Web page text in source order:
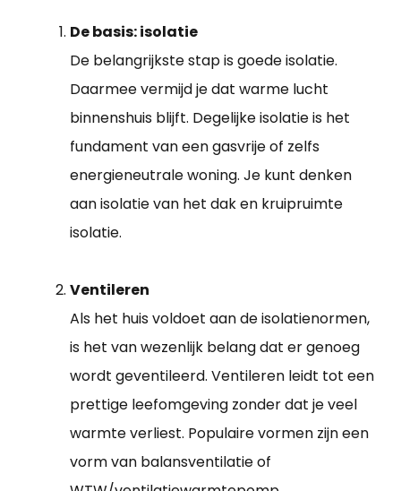
De basis: isolatie
De belangrijkste stap is goede isolatie.
Daarmee vermijd je dat warme lucht
binnenshuis blijft. Degelijke isolatie is het
fundament van een gasvrije of zelfs
energieneutrale woning. Je kunt denken
aan isolatie van het dak en kruipruimte
isolatie.
Ventileren
Als het huis voldoet aan de isolatienormen,
is het van wezenlijk belang dat er genoeg
wordt geventileerd. Ventileren leidt tot een
prettige leefomgeving zonder dat je veel
warmte verliest. Populaire vormen zijn een
vorm van balansventilatie of